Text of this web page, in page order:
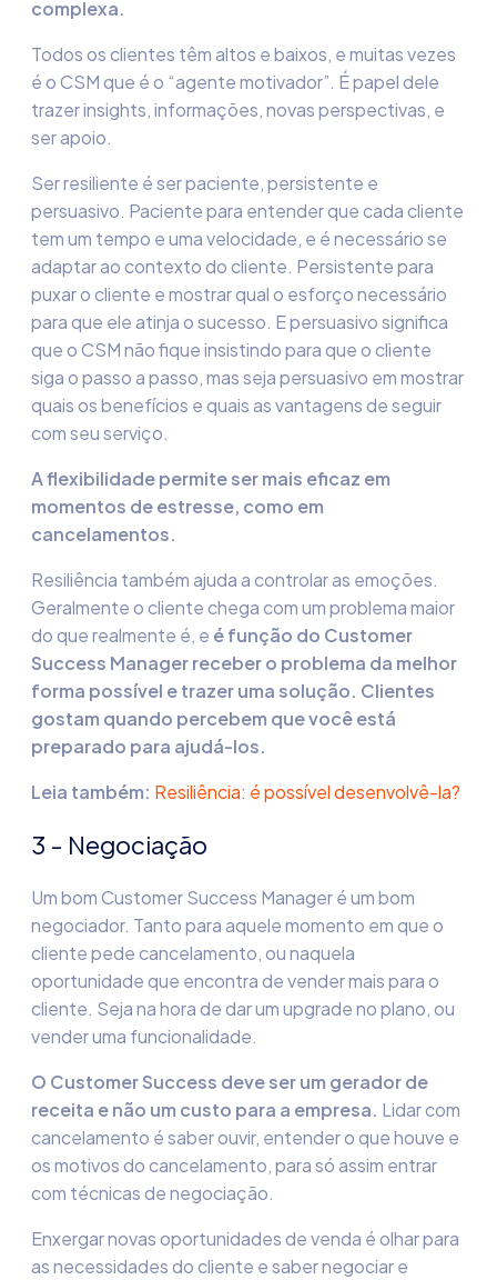
complexa.
Todos os clientes têm altos e baixos, e muitas vezes
é o CSM que é o “agente motivador”. É papel dele
trazer insights, informações, novas perspectivas, e
ser apoio.
Ser resiliente é ser paciente, persistente e
persuasivo. Paciente para entender que cada cliente
tem um tempo e uma velocidade, e é necessário se
adaptar ao contexto do cliente. Persistente para
puxar o cliente e mostrar qual o esforço necessário
para que ele atinja o sucesso. E persuasivo significa
que o CSM não fique insistindo para que o cliente
siga o passo a passo, mas seja persuasivo em mostrar
quais os benefícios e quais as vantagens de seguir
com seu serviço.
A flexibilidade permite ser mais eficaz em
momentos de estresse, como em
cancelamentos.
Resiliência também ajuda a controlar as emoções.
Geralmente o cliente chega com um problema maior
do que realmente é, e é função do Customer
Success Manager receber o problema da melhor
forma possível e trazer uma solução. Clientes
gostam quando percebem que você está
preparado para ajudá-los.
Leia também: Resiliência: é possível desenvolvê-la?
3 - Negociação
Um bom Customer Success Manager é um bom
negociador. Tanto para aquele momento em que o
cliente pede cancelamento, ou naquela
oportunidade que encontra de vender mais para o
cliente. Seja na hora de dar um upgrade no plano, ou
vender uma funcionalidade.
O CustomerSuccess deve ser um gerador de
receita e não um custo para a empresa. Lidar com
cancelamento é saber ouvir, entender o que houve e
os motivos do cancelamento, para só assim entrar
com técnicas de negociação.
Enxergar novas oportunidades de venda é olhar para
as necessidades do cliente e saber negociar e